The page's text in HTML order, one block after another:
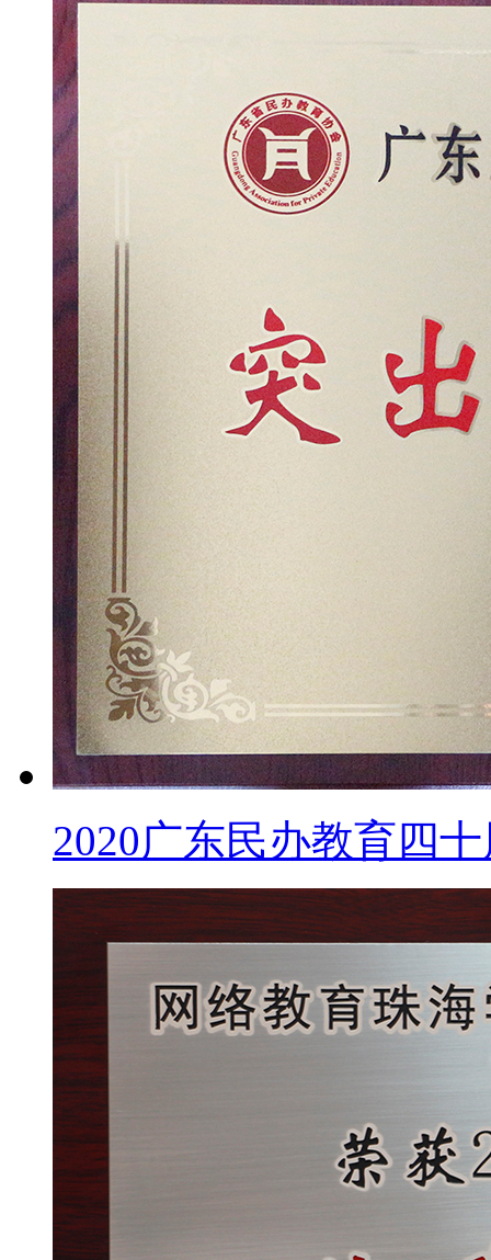
2020广东民办教育四